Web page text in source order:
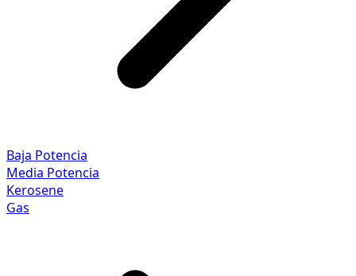
Baja Potencia
Media Potencia
Kerosene
Gas